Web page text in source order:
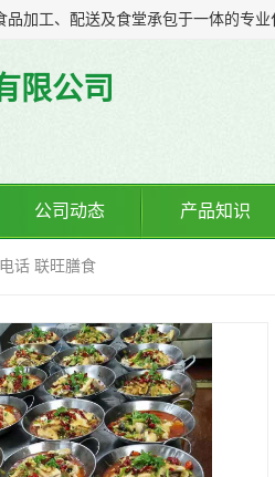
限公司
公司动态 产品知识
话 联旺膳食